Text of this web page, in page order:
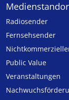
Radiosender
Fernsehsender
Public Value
Veranstaltungen